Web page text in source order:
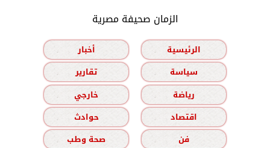
الزمان صحيفة مصرية
الرئيسية
أخبار
سياسة
تقارير
رياضة
خارجي
اقتصاد
حوادث
فن
صحة وطب